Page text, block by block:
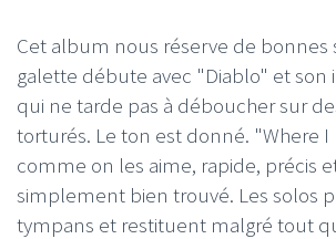
Cet album nous réserve de bonnes
galette débute avec "Diablo" et son
qui ne tarde pas à déboucher sur
torturés. Le ton est donné. "Where I
comme on les aime, rapide, précis
simplement bien trouvé. Les solos
tympans et restituent malgré tout